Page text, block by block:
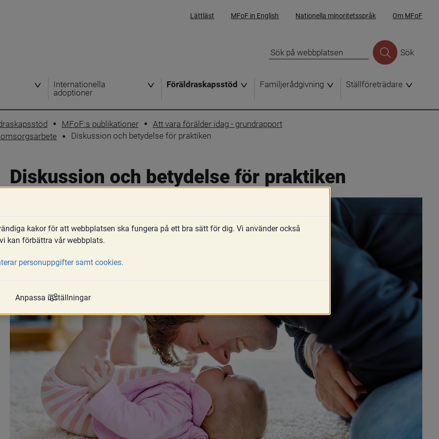
Lättläst MFoF in English Nationella minoritetsspråk Om MFoF
Sök
Internationella
adoptioner
Föräldraskapsstöd Familjerådgivning Ställföreträdare
MFoF:s publikationer
Att vara förälder idag - grundrapport
Diskussion och betydelse för praktiken
Diskussion och betydelse för praktiken
kakor för att webbplatsen ska fungera på ett bra sätt för dig. Vi använder också
kan förbättra vår webbplats.
personuppgifter samt cookies.
Anpassa inställningar